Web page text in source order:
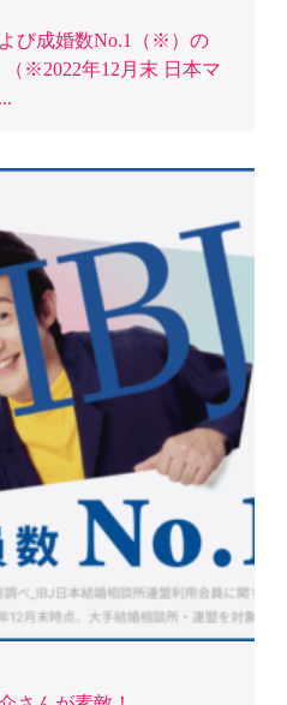
び成婚数No.1（※）の
※2022年12月末 日本マ